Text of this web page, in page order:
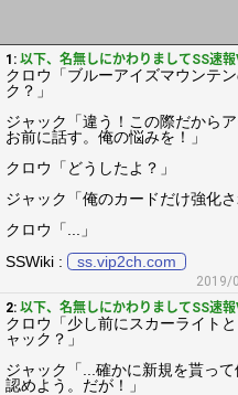
1: 以下、名無しにかわりましてSS速
クロウ「ブルーアイズマウンテ
ク？」
ジャック「違う！この際だから
お前に話す。俺の悩みを！」
クロウ「どうしたよ？」
ジャック「俺のカードだけ強化
クロウ「...」
SSWiki :
ss.vip2ch.com
2019/
2: 以下、名無しにかわりましてSS速
クロウ「少し前にスカーライト
ャック？」
ジャック「...確かに新規を貰っ
認めよう。だが！」